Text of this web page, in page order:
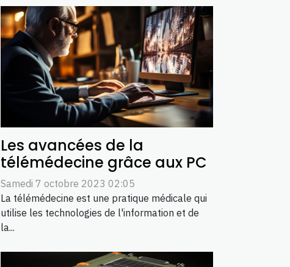
Les avancées de la
télémédecine grâce aux PC
Samedi 7 octobre 2023 02:05
La télémédecine est une pratique médicale qui
utilise les technologies de l'information et de
la...